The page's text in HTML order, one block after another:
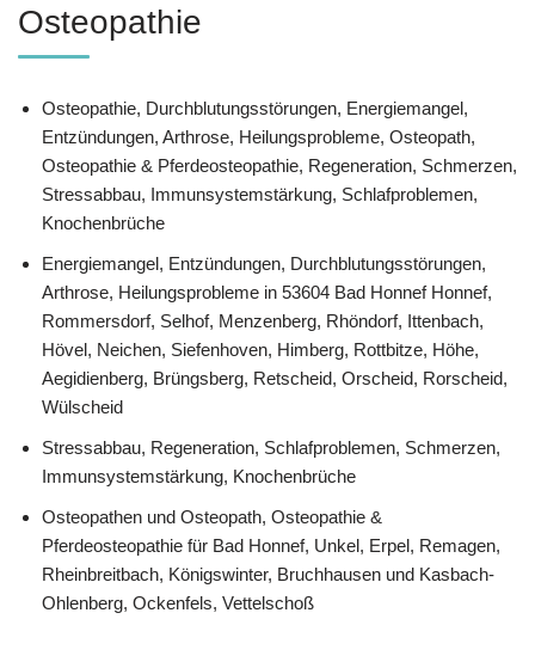
Osteopathie
Osteopathie, Durchblutungsstörungen, Energiemangel,
Entzündungen, Arthrose, Heilungsprobleme, Osteopath,
Osteopathie & Pferdeosteopathie, Regeneration, Schmerzen,
Stressabbau, Immunsystemstärkung, Schlafproblemen,
Knochenbrüche
Energiemangel, Entzündungen, Durchblutungsstörungen,
Arthrose, Heilungsprobleme in 53604 Bad Honnef Honnef,
Rommersdorf, Selhof, Menzenberg, Rhöndorf, Ittenbach,
Hövel, Neichen, Siefenhoven, Himberg, Rottbitze, Höhe,
Aegidienberg, Brüngsberg, Retscheid, Orscheid, Rorscheid,
Wülscheid
Stressabbau, Regeneration, Schlafproblemen, Schmerzen,
Immunsystemstärkung, Knochenbrüche
Osteopathen und Osteopath, Osteopathie &
Pferdeosteopathie für Bad Honnef, Unkel, Erpel, Remagen,
Rheinbreitbach, Königswinter, Bruchhausen und Kasbach-
Ohlenberg, Ockenfels, Vettelschoß